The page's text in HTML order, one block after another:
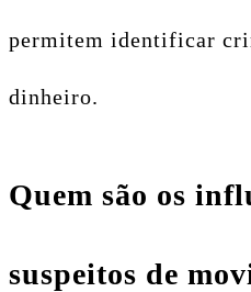
permitem identificar
dinheiro.
Quem são os
suspeitos de